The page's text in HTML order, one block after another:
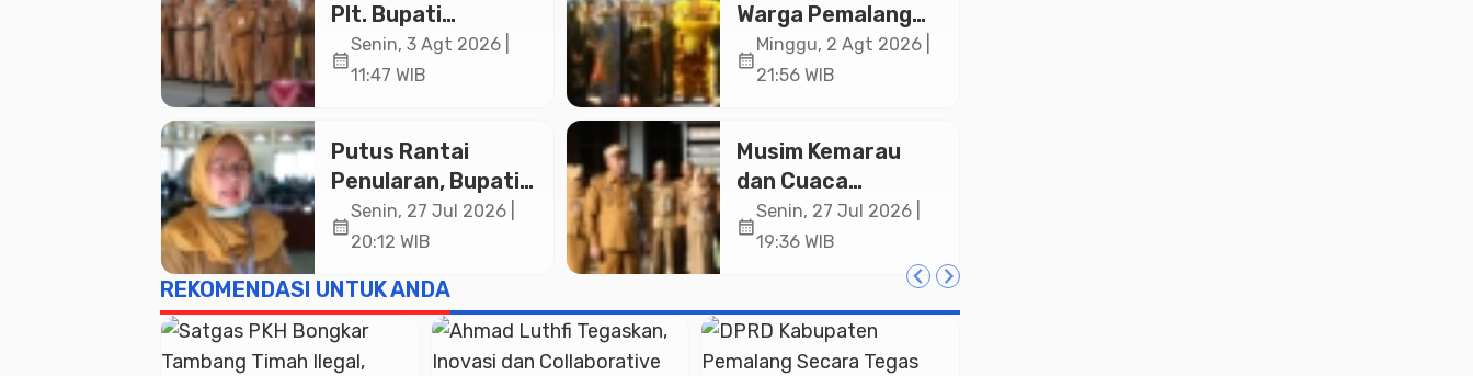
Plt. Bupati
Pemalang
Tekankan Disiplin
Publik
calendar_month
Senin, 3 Agt 2026 |
11:47 WIB
Warga Pemalang
Padati Kirab
Festival Kamir
calendar_month
Minggu, 2 Agt 2026 |
21:56 WIB
Putus Rantai
Penularan, Bupati
Pemalang Buka
Kegiatan Tracing
Mulyoharjo
calendar_month
Senin, 27 Jul 2026 |
20:12 WIB
Musim Kemarau
dan Cuaca
Ekstrem, Wakil
Bupati Pemalang
Kebakaran
calendar_month
Senin, 27 Jul 2026 |
19:36 WIB
REKOMENDASI UNTUK ANDA